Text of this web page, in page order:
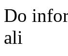
Do
ali